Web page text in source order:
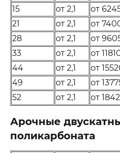
15 от 2,1 от
21
от 2,1 от
28
от 2,1 от
33
от 2,1 от
44
от 2,1 от
49
от 2,1 от
52
от 2,1 от
Арочные
поликарбоната